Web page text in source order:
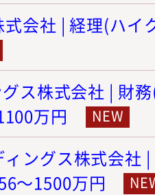
会社 | 経理(ハイ
ス株式会社 | 財
万円
ングス株式会社
～1500万円